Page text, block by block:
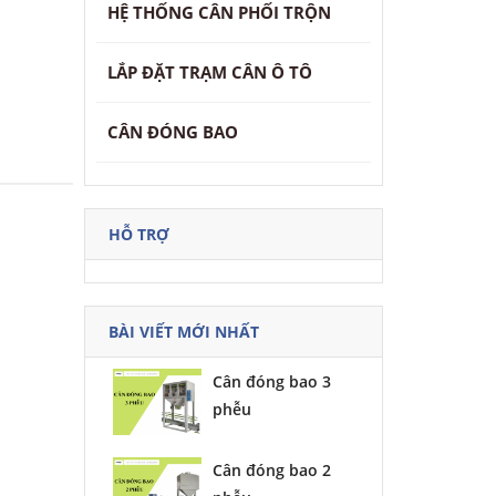
HỆ THỐNG CÂN PHỐI TRỘN
LẮP ĐẶT TRẠM CÂN Ô TÔ
CÂN ĐÓNG BAO
HỖ TRỢ
BÀI VIẾT MỚI NHẤT
Cân đóng bao 3
phễu
Cân đóng bao 2